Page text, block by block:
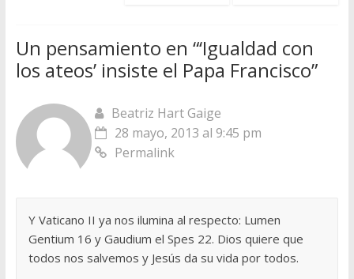
Un pensamiento en “‘Igualdad con
los ateos’ insiste el Papa Francisco”
Beatriz Hart Gaige
28 mayo, 2013 al 9:45 pm
Permalink
Y Vaticano II ya nos ilumina al respecto: Lumen
Gentium 16 y Gaudium el Spes 22. Dios quiere que
todos nos salvemos y Jesús da su vida por todos.